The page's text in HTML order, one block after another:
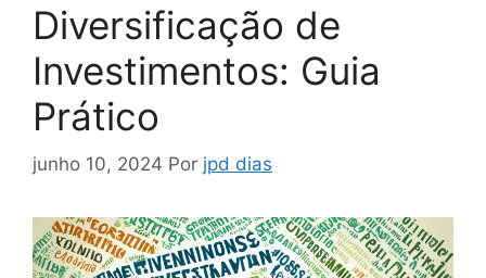
Diversificação de
Investimentos: Guia
Prático
junho 10, 2024 Por jpd dias